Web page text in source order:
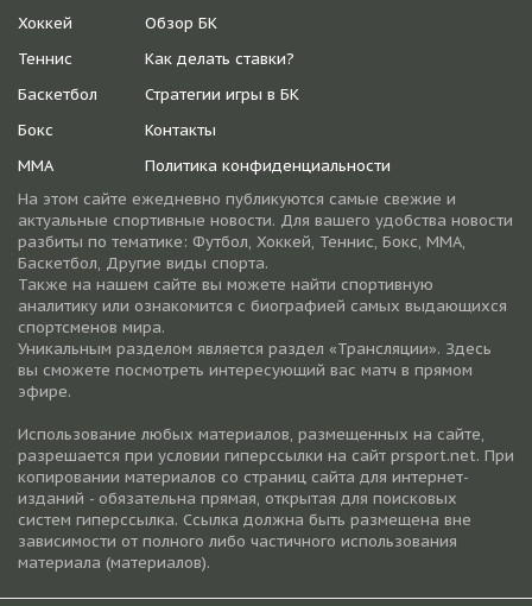
Хоккей
Теннис
Баскетбол
Бокс
ММА
Обзор БК
Как делать ставки?
Стратегии игры в БК
Контакты
Политика конфиденциальности
На этом сайте ежедневно публикуются самые свежие и
актуальные спортивные новости. Для вашего удобства новости
разбиты по тематике: Футбол, Хоккей, Теннис, Бокс, ММА,
Баскетбол, Другие виды спорта.
Также на нашем сайте вы можете найти спортивную
аналитику или ознакомится с биографией самых выдающихся
спортсменов мира.
Уникальным разделом является раздел «Трансляции». Здесь
вы сможете посмотреть интересующий вас матч в прямом
эфире.
Использование любых материалов, размещенных на сайте,
разрешается при условии гиперссылки на cайт prsport.net. При
копировании материалов со страниц сайта для интернет-
изданий - обязательна прямая, открытая для поисковых
систем гиперссылка. Ссылка должна быть размещена вне
зависимости от полного либо частичного использования
материала (материалов).